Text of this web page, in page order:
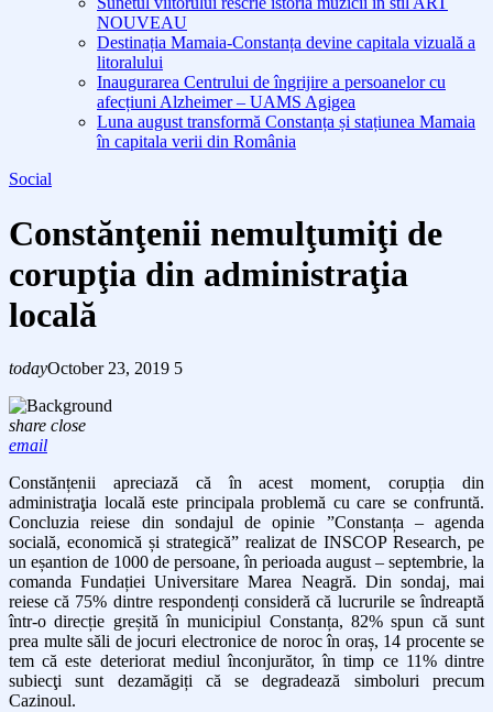
NOUVEAU
Destinația Mamaia-Constanța devine capitala vizuală a
litoralului
Inaugurarea Centrului de îngrijire a persoanelor cu
afecțiuni Alzheimer – UAMS Agigea
Luna august transformă Constanța și stațiunea Mamaia
în capitala verii din România
Social
Constănţenii nemulţumiţi de
corupţia din administraţia
locală
todayOctober 23, 2019 5
share close
email
Constănțenii apreciază că în acest moment, corupția din
administraţia locală este principala problemă cu care se confruntă.
Concluzia reiese din sondajul de opinie ”Constanța – agenda
socială, economică și strategică” realizat de INSCOP Research, pe
un eșantion de 1000 de persoane, în perioada august – septembrie, la
comanda Fundației Universitare Marea Neagră. Din sondaj, mai
reiese că 75% dintre respondenți consideră că lucrurile se îndreaptă
într-o direcție greșită în municipiul Constanța, 82% spun că sunt
prea multe săli de jocuri electronice de noroc în oraș, 14 procente se
tem că este deteriorat mediul înconjurător, în timp ce 11% dintre
subiecţi sunt dezamăgiți că se degradează simboluri precum
Cazinoul.